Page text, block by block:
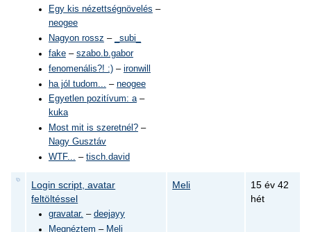
Egy kis nézettségnövelés –
neogee
Nagyon rossz –
_subi_
fake– szabo.b.gabor
fenomenális?! :)– ironwill
ha jól tudom...
– neogee
Egyetlen pozitívum: a–
kuka
Most mit is szeretnél?–
Nagy Gusztáv
WTF... – tisch.david
Login script, avatar
feltöltéssel
gravatar. – deejayy
Megnéztem – Meli
Meli
15 év 42
hét